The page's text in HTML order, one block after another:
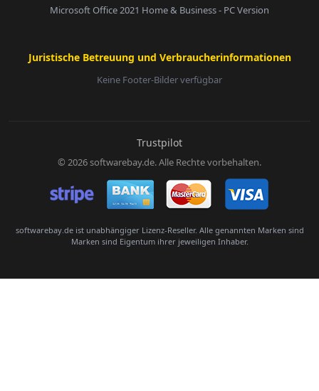
Microsoft Office 2021 Home & Business - PC Version
Juristische Betreuung und Verbraucherinformationen
Keine Footer-Bilder verfügbar
Trustpilot
© 2026 softwarebay.de. Alle Rechte vorbehalten.
softwarebay.de ist unabhängiger Lizenz-Reseller. Alle genannten Marken sind
Marken sind Eigentum ihrer jeweiligen Inhaber.